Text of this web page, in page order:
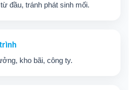
đầu, tránh phát sinh mối.
kho bãi, công ty.